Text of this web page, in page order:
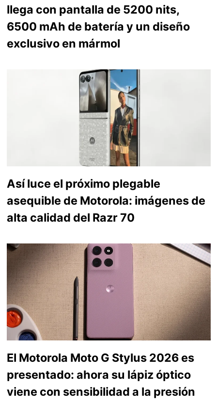
llega con pantalla de 5200 nits,
6500 mAh de batería y un diseño
exclusivo en mármol
Así luce el próximo plegable
asequible de Motorola: imágenes de
alta calidad del Razr 70
El Motorola Moto G Stylus 2026 es
presentado: ahora su lápiz óptico
viene con sensibilidad a la presión